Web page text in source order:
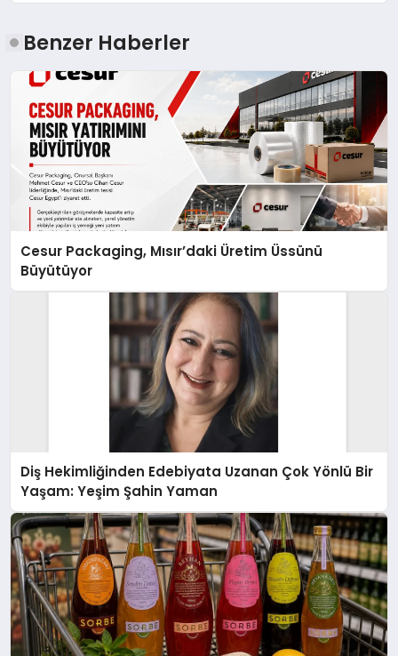
Benzer Haberler
Cesur Packaging, Mısır’daki Üretim Üssünü
Büyütüyor
Diş Hekimliğinden Edebiyata Uzanan Çok Yönlü Bir
Yaşam: Yeşim Şahin Yaman